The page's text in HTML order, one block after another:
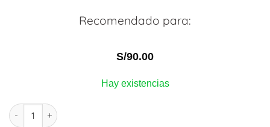
Recomendado para:
S/90.00
Hay existencias
OSTARINE | MK-2866 | 100 Tabletas | KIEV PHARMA cantidad